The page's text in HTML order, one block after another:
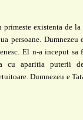
primeste existenta de la
persoane. Dumnezeu
El n-a inceput sa
cu aparitia puterii
Dumnezeu e